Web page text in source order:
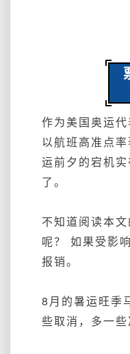
作为美国奥运
以航班高准点
运前夕的宕机
了。
不知道阅读本
呢？ 如果受影
报销。
8月的暑运旺季
些取消，多一些